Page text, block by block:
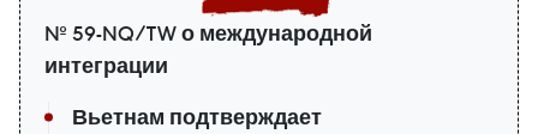
№ 59-NQ/TW о международной
интеграции
Вьетнам подтверждает